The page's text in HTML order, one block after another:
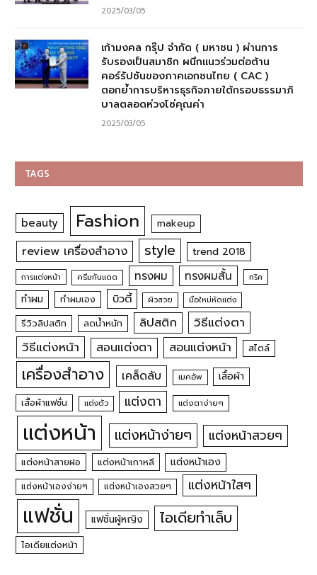
2025/03/05
เก้ามงคล กรุ๊ป จำกัด ( มหาชน ) ผ่านการ
รับรองเป็นสมาชิก ผนึกแนวร่วมต่อต้าน
คอร์รัปชันของภาคเอกชนไทย ( CAC )
ตอกย้ำการบริหารธุรกิจภายใต้กรอบธรรมาภิ
บาลตลอดห่วงโซ่คุณค่า
2025/03/05
TAGS
beauty Fashion makeup
review เครื่องสำอาง style trend 2018
การแต่งหน้า ครีมกันแดด ทรงผม ทรงผมสั้น ทริค
ทำผม ทำผมเอง บิวตี้ ผิวสวย มือใหม่หัดแต่ง
รีวิวลิปสติก ลดน้ำหนัก ลิปสติก
วิธีแต่งตา
วิธีแต่งหน้า
สอนแต่งตา สอนแต่งหน้า สไตล์
เครื่องสำอาง เคล็ดลับ เมคอัพ เสื้อผ้า
เสื้อผ้าแฟชั่น แต่งตัว แต่งตา แต่งตาง่ายๆ
แต่งหน้า แต่งหน้าง่ายๆ แต่งหน้าสวยๆ
แต่งหน้าสายฝอ แต่งหน้าเกาหลี แต่งหน้าเอง
แต่งหน้าเองง่ายๆ แต่งหน้าเองสวยๆ แต่งหน้าใสๆ
แฟชั่น แฟชั่นผู้หญิง ไอเดียทำเล็บ
ไอเดียแต่งหน้า